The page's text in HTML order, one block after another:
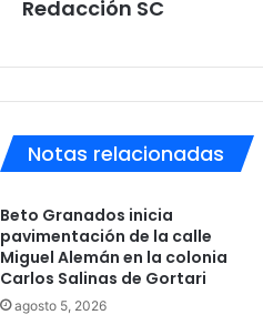
Redacción SC
Notas relacionadas
Beto Granados inicia
pavimentación de la calle
Miguel Alemán en la colonia
Carlos Salinas de Gortari
agosto 5, 2026